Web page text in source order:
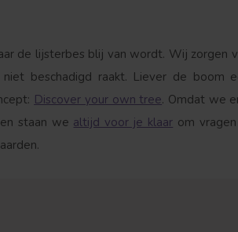
de lijsterbes blij van wordt. Wij zorgen
beschadigd raakt. Liever de boom
Discover your own tree. Omdat we
staan we altijd voor je klaar om